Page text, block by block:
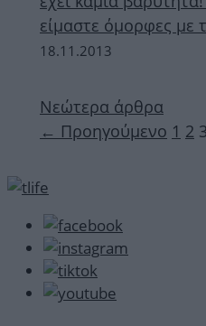
είμαστε όμορφες με
18.11.2013
Νεώτερα άρθρα
← Προηγούμενο 1 2 3